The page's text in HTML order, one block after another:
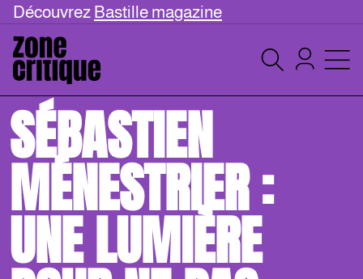
Découvrez Bastille magazine
SÉBASTIEN
MÉNESTRIER :
UNE LUMIÈRE